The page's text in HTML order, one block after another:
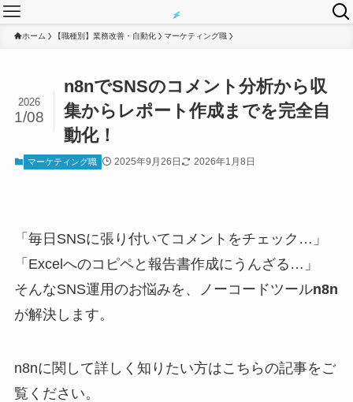
ホーム 【職種別】業務改善・自動化 マーケティング職
n8nでSNSのコメント分析から収
集からレポート作成までを完全自
動化！
2026
1/08
マーケティング職 2025年9月26日 2026年1月8日
「毎日SNSに張り付いてコメントをチェック…」
「Excelへのコピペと報告書作成にうんざる…」
そんなSNS運用のお悩みを、ノーコードツールn8n
が解決します。
n8nに関して詳しく知りたい方はこちらの記事をご
覧ください。